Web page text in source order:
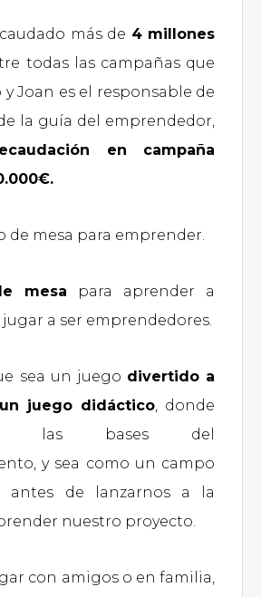
más de 4 millones
todas las campañas que
y Joan es el responsable de
la guía del emprendedor,
en campaña
de mesa para emprender.
mesa para aprender a
a ser emprendedores.
sea un juego divertido a
juego didáctico, donde
las bases del
y sea como un campo
antes de lanzarnos a la
nuestro proyecto.
con amigos o en familia,